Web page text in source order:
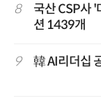
8
국산 CSP사
션 1439개
9 韓 AI리더십